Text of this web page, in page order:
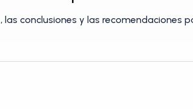
conclusiones y las recomendaciones